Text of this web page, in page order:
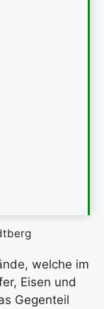
welche im
Eisen und
Gegenteil